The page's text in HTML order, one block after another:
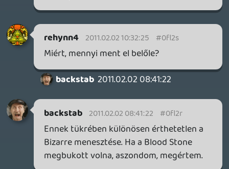
legnagyobbaknak is csak egy botlásnyira
van a vég, ha úgy adódik. Remélem, a
Bungie figyelt...
eszembe, hogy még mi szidjuk az amerikai
marketingeseket, hogy milyen nagyokat
mondanak. Persze ez az a játék, amit
magyar hasábokon kritizálni mindig is
Nem hiszem, hogy a PS3 hack hosszabb
távon aláásná akár a PS3-as szoftver
eladásokat, akár a gép teljesítményét. A
PSP, a handheld piac szerintem más.
Persze majd kiderül.